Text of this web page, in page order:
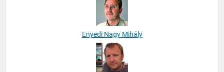
Enyedi Nagy Mihály